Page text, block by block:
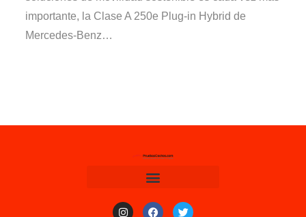
importante, la Clase A 250e Plug-in Hybrid de
Mercedes-Benz…